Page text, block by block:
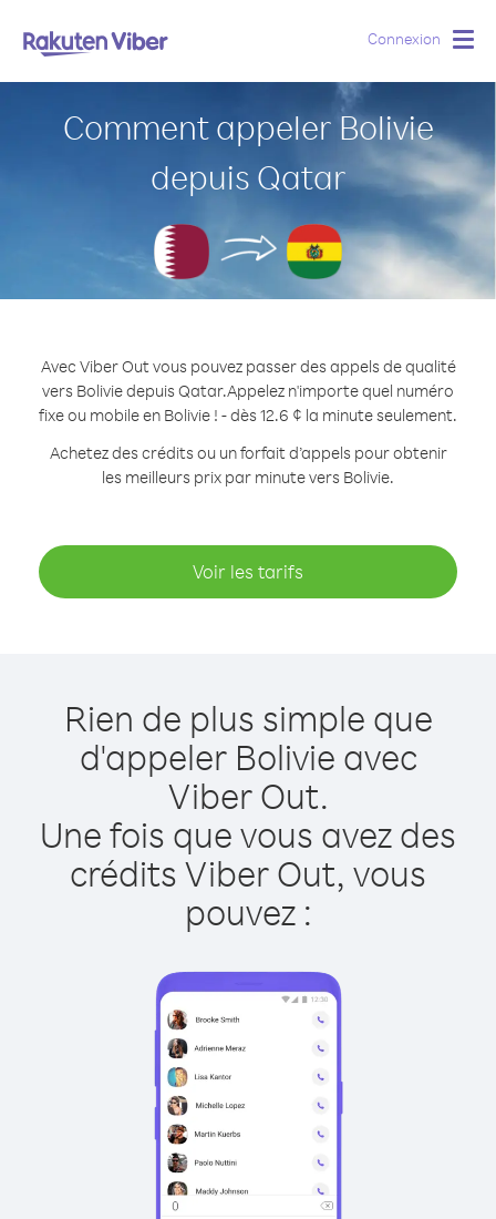
Connexion
Comment appeler Bolivie
depuis Qatar
Avec Viber Out vous pouvez passer des appels de qualité
vers Bolivie depuis Qatar.Appelez n'importe quel numéro
fixe ou mobile en Bolivie ! - dès 12.6 ¢ la minute seulement.
Achetez des crédits ou un forfait d’appels pour obtenir
les meilleurs prix par minute vers Bolivie.
Voir les tarifs
Rien de plus simple que
d'appeler Bolivie avec
Viber Out.
Une fois que vous avez des
crédits Viber Out, vous
pouvez :